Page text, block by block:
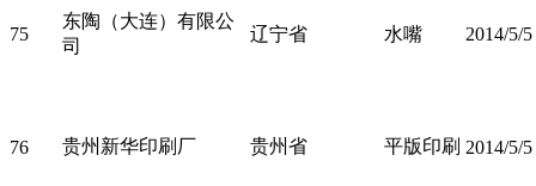
75
东陶（大连）有限公
司
辽宁省 水嘴 2014/5/5
76 贵州新华印刷厂 贵州省 平版印刷 2014/5/5